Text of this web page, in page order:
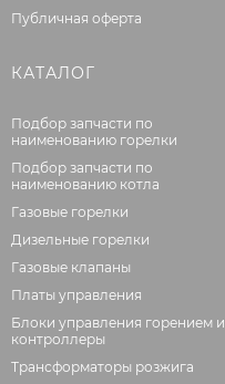
Публичная оферта
КАТАЛОГ
Подбор запчасти по
наименованию горелки
Подбор запчасти по
наименованию котла
Газовые горелки
Дизельные горелки
Газовые клапаны
Платы управления
Блоки управления горением и
контроллеры
Трансформаторы розжига